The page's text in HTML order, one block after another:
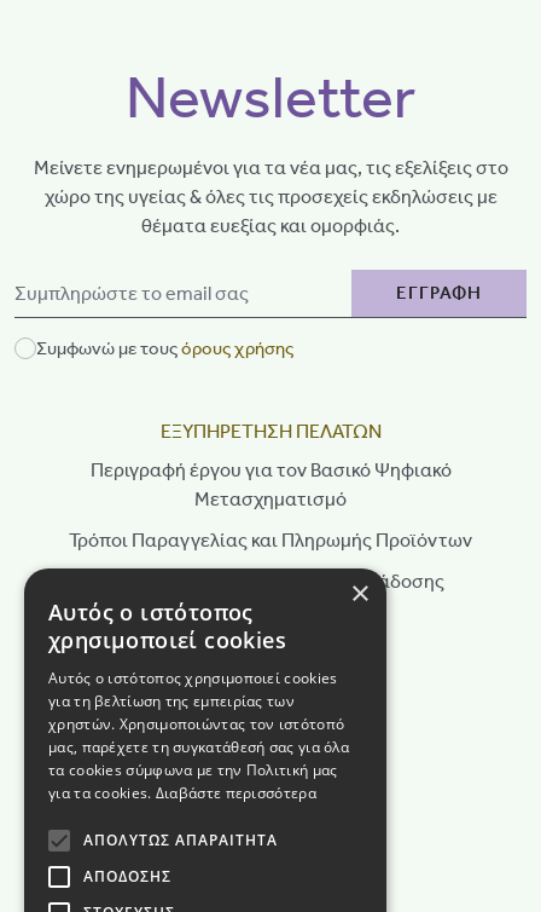
ΕΞΥΠΗΡΕΤΗΣΗ ΠΕΛΑΤΩΝ
Περιγραφή έργου για τον Βασικό Ψηφιακό
Μετασχηματισμό
Τρόποι Παραγγελίας και Πληρωμής Προϊόντων
Τρόποι Αποστολής & Χρόνοι Παράδοσης
Πολιτική Επιστροφών
Όροι Χρήσης
Πολιτική Απορρήτου
Πολιτική Cookies
Newsletter
Μείνετε ενημερωμένοι για τα νέα μας, τις εξελίξεις στο
χώρο της υγείας & όλες τις προσεχείς εκδηλώσεις με
θέματα ευεξίας και ομορφιάς.
ΕΓΓΡΑΦΗ
Συμφωνώ με τουςόρους χρήσης
×
Αυτός ο ιστότοπος
χρησιμοποιεί cookies
Αυτός ο ιστότοπος χρησιμοποιεί cookies
για τη βελτίωση της εμπειρίας των
χρηστών. Χρησιμοποιώντας τον ιστότοπό
μας, παρέχετε τη συγκατάθεσή σας για όλα
τα cookies σύμφωνα με την Πολιτική μας
για τα cookies. Διαβάστε περισσότερα
ΑΠΟΛΎΤΩΣ ΑΠΑΡΑΊΤΗΤΑ
ΑΠΌΔΟΣΗΣ